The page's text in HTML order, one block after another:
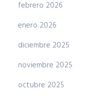
febrero 2026
enero 2026
diciembre 2025
noviembre 2025
octubre 2025